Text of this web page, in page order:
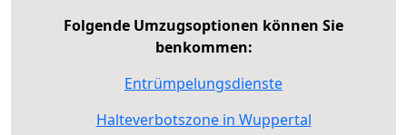
Folgende Umzugsoptionen können Sie
benkommen:
Entrümpelungsdienste
Halteverbotszone in Wuppertal